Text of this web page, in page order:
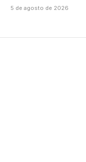
5 de agosto de 2026